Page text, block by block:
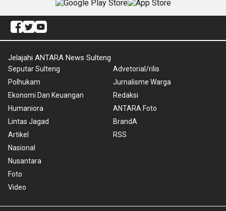
Jelajahi ANTARA News Sulteng
Seputar Sulteng
Polhukam
Ekonomi Dan Keuangan
Humaniora
Lintas Jagad
Artikel
Nasional
Nusantara
Foto
Video
Advetorial/rilis
Jurnalisme Warga
Redaksi
ANTARA Foto
BrandA
RSS